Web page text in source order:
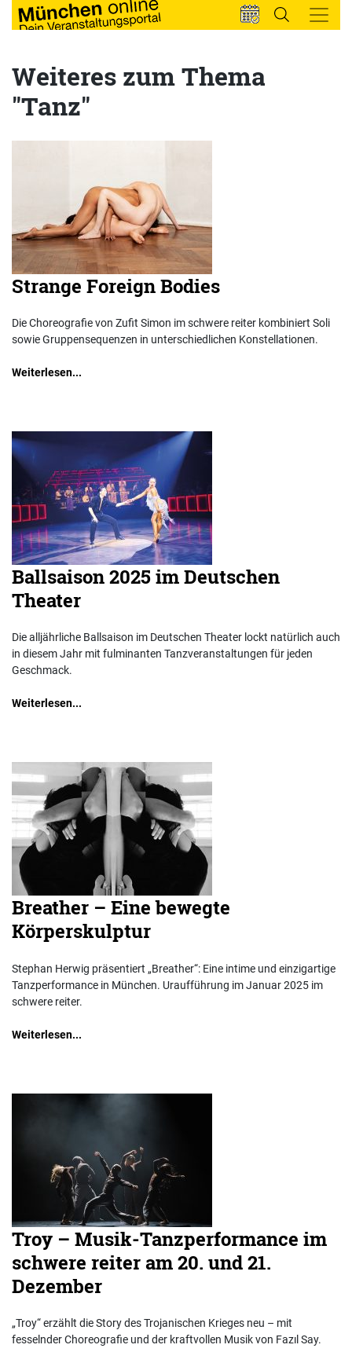
Weiteres zum Thema
"Tanz"
Strange Foreign Bodies
Die Choreografie von Zufit Simon im schwere reiter kombiniert Soli
sowie Gruppensequenzen in unterschiedlichen Konstellationen.
Weiterlesen...
Ballsaison 2025 im Deutschen
Theater
Die alljährliche Ballsaison im Deutschen Theater lockt natürlich auch
in diesem Jahr mit fulminanten Tanzveranstaltungen für jeden
Geschmack.
Weiterlesen...
Breather – Eine bewegte
Körperskulptur
Stephan Herwig präsentiert „Breather“: Eine intime und einzigartige
Tanzperformance in München. Uraufführung im Januar 2025 im
schwere reiter.
Weiterlesen...
Troy – Musik-Tanzperformance im
schwere reiter am 20. und 21.
Dezember
„Troy“ erzählt die Story des Trojanischen Krieges neu – mit
fesselnder Choreografie und der kraftvollen Musik von Fazıl Say.